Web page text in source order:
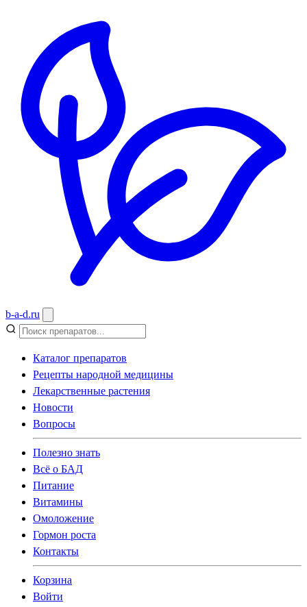
b-a-d.ru
Каталог препаратов
Рецепты народной медицины
Лекарственные растения
Новости
Вопросы
Полезно знать
Всё о БАД
Питание
Витамины
Омоложение
Гормон роста
Контакты
Корзина
Войти